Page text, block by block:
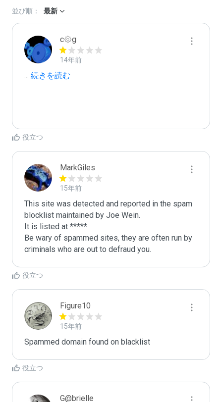
並び順： 最新
c۞g
14年前
... 続きを読む
役立つ
MarkGiles
15年前
This site was detected and reported in the spam
blocklist maintained by Joe Wein.
It is listed at *****
Be wary of spammed sites, they are often run by
criminals who are out to defraud you.
役立つ
Figure10
15年前
Spammed domain found on blacklist
役立つ
G@brielle